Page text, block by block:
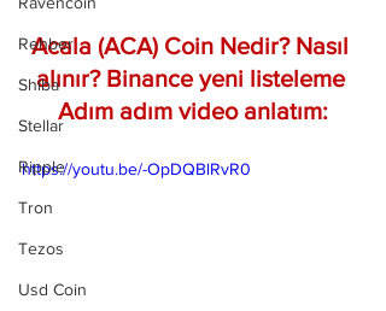
Rehber
Shiba
Stellar
Ripple
Tron
Tezos
Usd Coin
Acala (ACA) Coin Nedir? Nasıl
alınır? Binance yeni listeleme
Adım adım video anlatım:
https://youtu.be/-OpDQBlRvR0